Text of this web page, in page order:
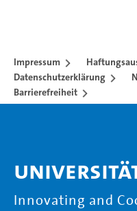
Impressum
Datenschutzerklärung
Barrierefreiheit
Innovating and